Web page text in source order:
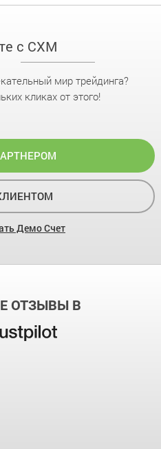
с CXM
мир трейдинга?
кликах от этого!
Демо Счет
ОТЗЫВЫ В